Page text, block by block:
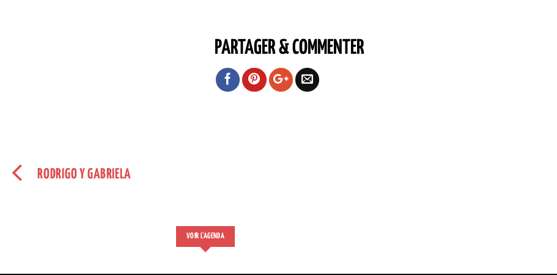
PARTAGER & COMMENTER
RODRIGO Y GABRIELA
VOIR L'AGENDA